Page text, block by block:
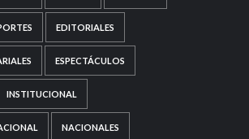
EDITORIALES
ESPECTÁCULOS
INSTITUCIONAL
NACIONALES